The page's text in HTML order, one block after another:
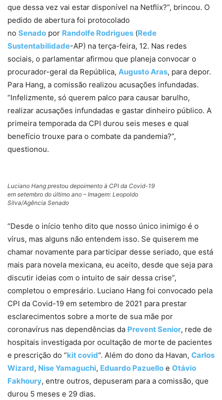
que dessa vez vai estar disponível na Netflix?”, brincou. O
pedido de abertura foi protocolado
no Senado por Randolfe Rodrigues (Rede
Sustentabilidade-AP) na terça-feira, 12. Nas redes
sociais, o parlamentar afirmou que planeja convocar o
procurador-geral da República, Augusto Aras, para depor.
Para Hang, a comissão realizou acusações infundadas.
“Infelizmente, só querem palco para causar barulho,
realizar acusações infundadas e gastar dinheiro público. A
primeira temporada da CPI durou seis meses e qual
benefício trouxe para o combate da pandemia?”,
questionou.
Luciano Hang prestou depoimento à CPI da Covid-19
em setembro do último ano – Imagem: Leopoldo
Silva/Agência Senado
“Desde o início tenho dito que nosso único inimigo é o
vírus, mas alguns não entendem isso. Se quiserem me
chamar novamente para participar desse seriado, que está
mais para novela mexicana, eu aceito, desde que seja para
discutir ideias com o intuito de sair dessa crise”,
completou o empresário. Luciano Hang foi convocado pela
CPI da Covid-19 em setembro de 2021 para prestar
esclarecimentos sobre a morte de sua mãe por
coronavírus nas dependências da Prevent Senior, rede de
hospitais investigada por ocultação de morte de pacientes
e prescrição do “kit covid“. Além do dono da Havan, Carlos
Wizard, Nise Yamaguchi, Eduardo Pazuello e Otávio
Fakhoury, entre outros, depuseram para a comissão, que
durou 5 meses e 29 dias.